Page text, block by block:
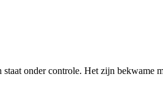
onder controle. Het zijn bekwame